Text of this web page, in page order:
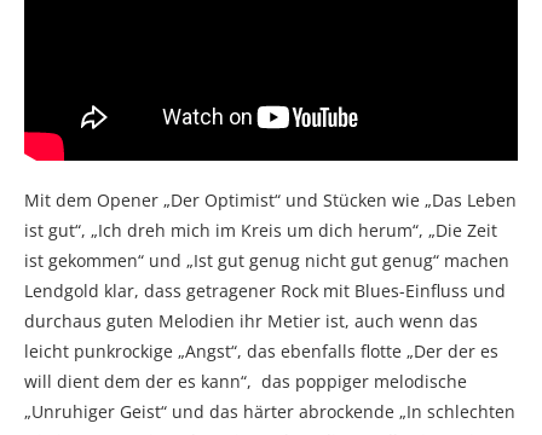
Mit dem Opener „Der Optimist“ und Stücken wie „Das Leben
ist gut“, „Ich dreh mich im Kreis um dich herum“, „Die Zeit
ist gekommen“ und „Ist gut genug nicht gut genug“ machen
Lendgold klar, dass getragener Rock mit Blues-Einfluss und
durchaus guten Melodien ihr Metier ist, auch wenn das
leicht punkrockige „Angst“, das ebenfalls flotte „Der der es
will dient dem der es kann“, das poppiger melodische
„Unruhiger Geist“ und das härter abrockende „In schlechten